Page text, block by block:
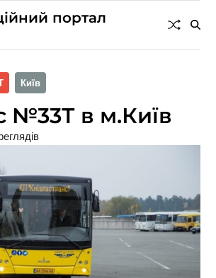
портал
Київ
№33Т в м.Київ